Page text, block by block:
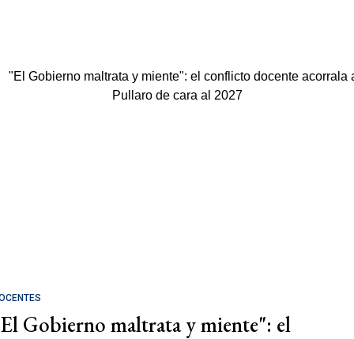
Gobierno maltrata y miente": el